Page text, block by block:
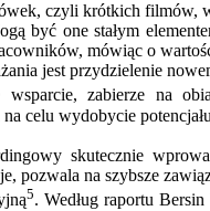
czyli krótkich filmów,
być one stałym
mówiąc o
jest przydzielenie
zabierze na
celu wydobycie
skutecznie
pozwala na szybsze
5. Według raportu